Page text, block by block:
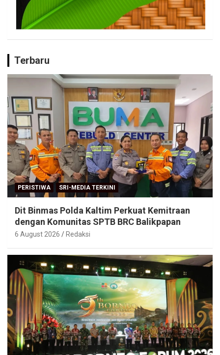
Terbaru
PERISTIWA SRI-MEDIA TERKINI
Dit Binmas Polda Kaltim Perkuat Kemitraan
dengan Komunitas SPTB BRC Balikpapan
6 August 2026 Redaksi